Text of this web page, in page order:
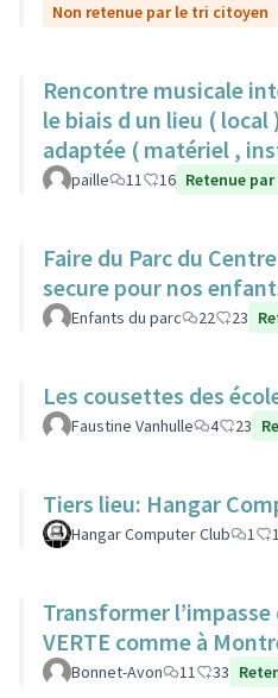
Non retenue par le tri citoyen
Rencontre musicale
le biais d un lieu (
adaptée ( matériel ,
paille 11 16 Retenue
Faire du Parc du
secure pour nos
Enfants du parc 22 23
Les cousettes des
Faustine Vanhulle 4 23
Tiers lieu: Hangar
Hangar Computer Club 1
Transformer
VERTE comme à
Bonnet-Avon 11 33